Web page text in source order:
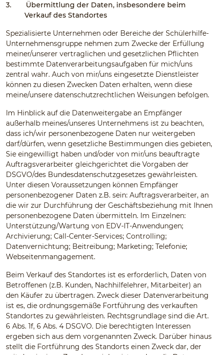
3.
Übermittlung der Daten, insbesondere beim
Verkauf des Standortes
Spezialisierte Unternehmen oder Bereiche der Schülerhilfe-
Unternehmensgruppe nehmen zum Zwecke der Erfüllung
meiner/unserer vertraglichen und gesetzlichen Pflichten
bestimmte Datenverarbeitungsaufgaben für mich/uns
zentral wahr. Auch von mir/uns eingesetzte Dienstleister
können zu diesen Zwecken Daten erhalten, wenn diese
meine/unsere datenschutzrechtlichen Weisungen befolgen.
Im Hinblick auf die Datenweitergabe an Empfänger
außerhalb meines/unseres Unternehmens ist zu beachten,
dass ich/wir personenbezogene Daten nur weitergeben
darf/dürfen, wenn gesetzliche Bestimmungen dies gebieten,
Sie eingewilligt haben und/oder von mir/uns beauftragte
Auftragsverarbeiter gleichgerichtet die Vorgaben der
DSGVO/des Bundesdatenschutzgesetzes gewährleisten.
Unter diesen Voraussetzungen können Empfänger
personenbezogener Daten z.B. sein: Auftragsverarbeiter, an
die wir zur Durchführung der Geschäftsbeziehung mit Ihnen
personenbezogene Daten übermitteln. Im Einzelnen:
Unterstützung/Wartung von EDV-IT-Anwendungen;
Archivierung; Call-Center-Services; Controlling;
Datenvernichtung; Beitreibung; Marketing; Telefonie;
Webseitenmangagement.
Beim Verkauf des Standortes ist es erforderlich, Daten von
Betroffenen (z.B. Kunden, Nachhilfelehrer, Mitarbeiter) an
den Käufer zu übertragen. Zweck dieser Datenverarbeitung
ist es, die ordnungsgemäße Fortführung des verkauften
Standortes zu gewährleisten. Rechtsgrundlage sind die Art.
6 Abs. 1f, 6 Abs. 4 DSGVO. Die berechtigten Interessen
ergeben sich aus dem vorgenannten Zweck. Darüber hinaus
stellt die Fortführung des Standorts einen Zweck dar, der